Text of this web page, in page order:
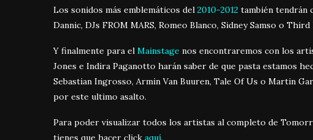
Los sonidos más emblemáticos del 2010-2012 también tendrán
Dannic, DJs FROM MARS, Romeo Blanco, Sidney Samso o
Y finalmente para el Mainstage nos encontraremos con los
Jones e Indira Paganotto harán saber de que pasta estamos
Sebastian Ingrosso, Armin Van Buuren, Tale Of Us o Martin
por este ultimo asalto.
Para poder visualizar todos los artistas al completo de
tienes que hacer click aquí.